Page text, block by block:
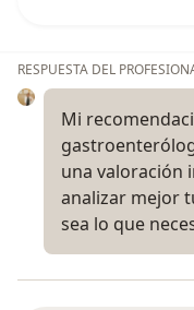
RESPUESTA DEL
Mi
una valoración
analizar mejor
sea lo que